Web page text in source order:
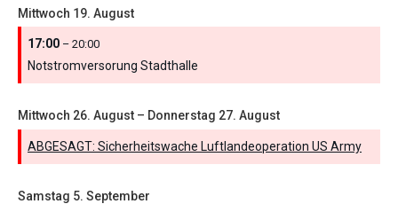
Mittwoch 19. August
17:00 – 20:00
Notstromversorung Stadthalle
Mittwoch 26. August – Donnerstag 27. August
ABGESAGT: Sicherheitswache Luftlandeoperation US Army
Samstag 5. September